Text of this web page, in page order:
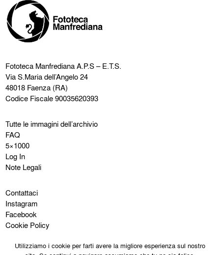
Fototeca ManfredianaA.P.S – E.T.S.
Via S.Maria dell’Angelo 24
48018 Faenza (RA)
Codice Fiscale 90035620393
Tutte le immagini dell’archivio
FAQ
5×1000
Log In
Note Legali
Contattaci
Instagram
Facebook
Cookie Policy
Utilizziamo i cookie per farti avere la migliore esperienza sul nostro